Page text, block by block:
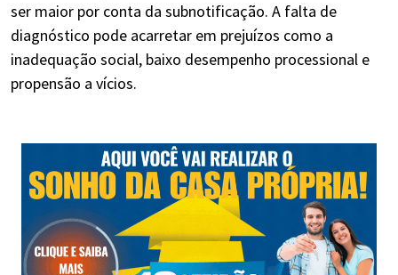
ser maior por conta da subnotificação. A falta de
diagnóstico pode acarretar em prejuízos como a
inadequação social, baixo desempenho processional e
propensão a vícios.